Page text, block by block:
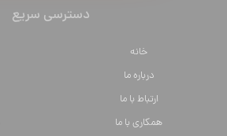
دسترسی سریع
خانه
درباره ما
ارتباط با ما
همکاری با ما